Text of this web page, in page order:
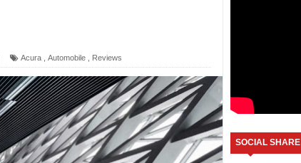
Acura Automobile Reviews
SOCIAL SHARE